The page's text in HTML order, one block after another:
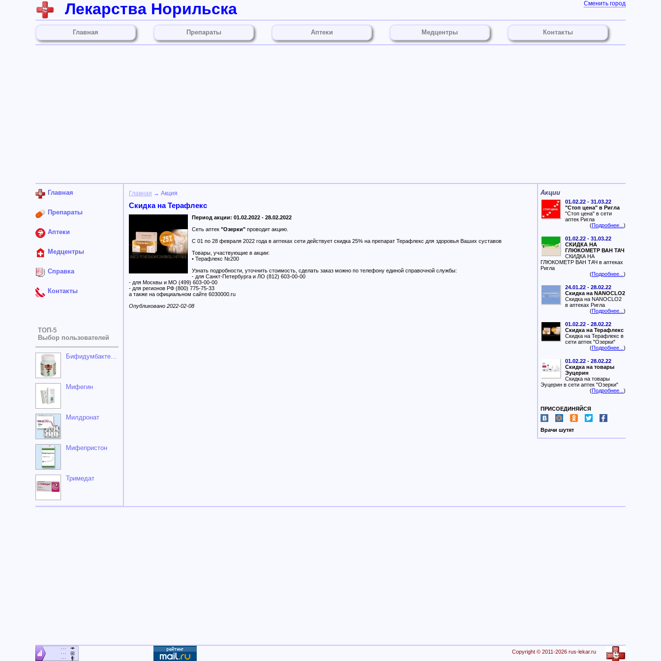
Лекарства Норильска Сменить город
Главная Препараты Аптеки Медцентры Контакты
Главная
Препараты
Аптеки
Медцентры
Справка
Контакты
ТОП-5
Выбор пользователей
Бифидумбактерин-1000
Мифегин
Милдронат
Мифепристон
Тримедат
Акции
01.02.22 - 31.03.22
"Стоп цена" в Ригла
"Стоп цена" в сети
аптек Ригла
(Подробнее... )
01.02.22 - 31.03.22
СКИДКА НА
ГЛЮКОМЕТР ВАН ТАЧ
СКИДКА НА
ГЛЮКОМЕТР ВАН ТАЧ в аптеках
Ригла
(Подробнее... )
24.01.22 - 28.02.22
Скидка на NANOCLO2
Скидка на NANOCLO2
в аптеках Ригла
(Подробнее... )
01.02.22 - 28.02.22
Скидка на Терафлекс
Скидка на Терафлекс в
сети аптек "Озерки"
(Подробнее... )
01.02.22 - 28.02.22
Скидка на товары
Эуцерин
Скидка на товары
Эуцерин в сети аптек "Озерки"
(Подробнее... )
ПРИСОЕДИНЯЙСЯ
Врачи шутят
Главная → Акция
Скидка на Терафлекс
Период акции: 01.02.2022 - 28.02.2022
Сеть аптек "Озерки" проводит акцию.
С 01 по 28 февраля 2022 года в аптеках сети действует скидка 25% на препарат Терафлекс для здоровья Ваших суставов
Товары, участвующие в акции:
• Терафлекс №200
Узнать подробности, уточнить стоимость, сделать заказ можно по телефону единой справочной службы:
- для Санкт-Петербурга и ЛО (812) 603-00-00
- для Москвы и МО (499) 603-00-00
- для регионов РФ (800) 775-75-33
а также на официальном сайте 6030000.ru
Опубликовано 2022-02-08
Copyright © 2011-2026 rus-lekar.ru